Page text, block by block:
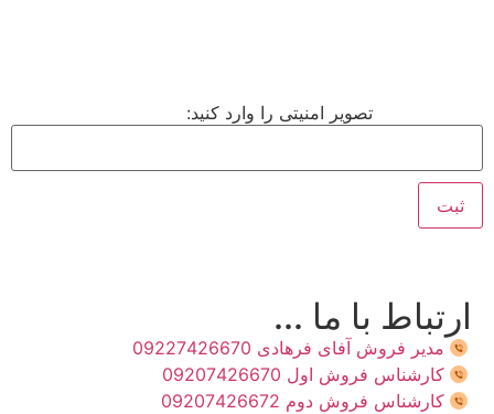
تصویر امنیتی را وارد کنید:
ارتباط با ما ...
مدیر فروش آفای فرهادی 09227426670
کارشناس فروش اول 09207426670
کارشناس فروش دوم 09207426672